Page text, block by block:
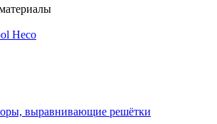
Heco
выравнивающие решётки